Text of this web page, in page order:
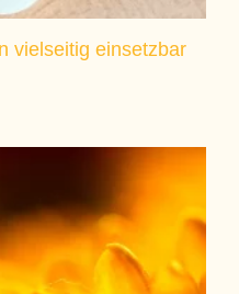
vielseitig einsetzbar